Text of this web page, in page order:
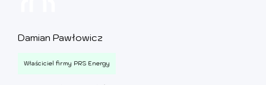
Damian Pawłowicz
Właściciel firmy PRS Energy